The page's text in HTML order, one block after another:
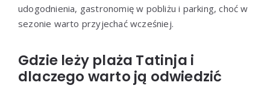
udogodnienia, gastronomię w pobliżu i parking, choć w
sezonie warto przyjechać wcześniej.
Gdzie leży plaża Tatinja i
dlaczego warto ją odwiedzić